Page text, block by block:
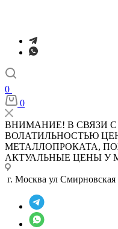
0
0
ВНИМАНИЕ! В СВЯЗИ
ВОЛАТИЛЬНОСТЬЮ
МЕТАЛЛОПРОКАТА,
АКТУАЛЬНЫЕ ЦЕНЫ У
г. Москва ул Смирновская